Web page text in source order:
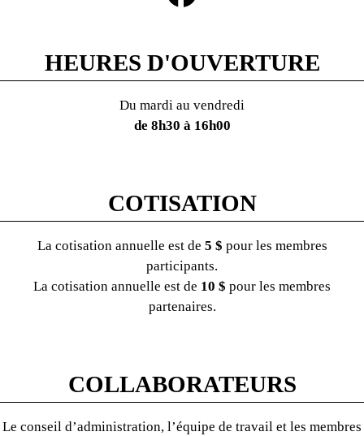
HEURES D'OUVERTURE
Du mardi au vendredi
de 8h30 à 16h00
COTISATION
La cotisation annuelle est de 5 $ pour les membres
participants.
La cotisation annuelle est de 10 $ pour les membres
partenaires.
COLLABORATEURS
Le conseil d’administration, l’équipe de travail et les membres